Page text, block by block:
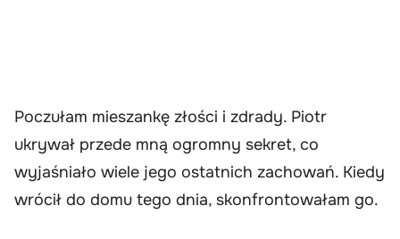
Poczułam mieszankę złości i zdrady. Piotr
ukrywał przede mną ogromny sekret, co
wyjaśniało wiele jego ostatnich zachowań. Kiedy
wrócił do domu tego dnia, skonfrontowałam go.